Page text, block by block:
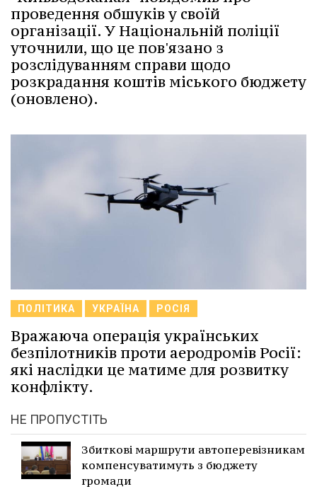
проведення обшуків у своїй
організації. У Національній поліції
уточнили, що це пов'язано з
розслідуванням справи щодо
розкрадання коштів міського бюджету
(оновлено).
ПОЛІТИКА УКРАЇНА РОСІЯ
Вражаюча операція українських
безпілотників проти аеродромів Росії:
які наслідки це матиме для розвитку
конфлікту.
НЕ ПРОПУСТІТЬ
Збиткові маршрути автоперевізникам
компенсуватимуть з бюджету
громади